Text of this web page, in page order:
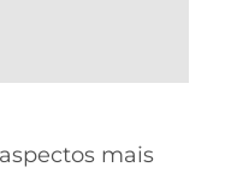
mais